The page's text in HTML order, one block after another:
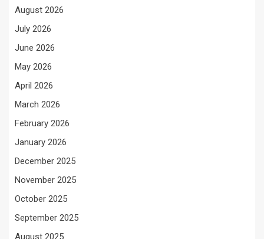
August 2026
July 2026
June 2026
May 2026
April 2026
March 2026
February 2026
January 2026
December 2025
November 2025
October 2025
September 2025
August 2025